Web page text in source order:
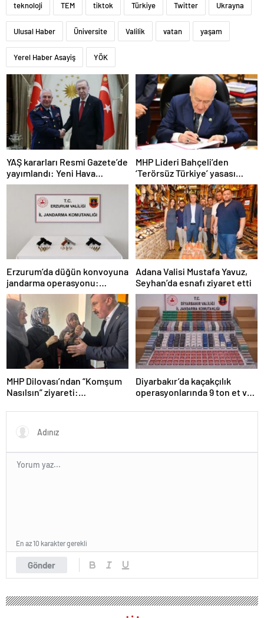
teknoloji TEM tiktok Türkiye Twitter Ukrayna
Ulusal Haber Üniversite Valilik vatan yaşam
Yerel Haber Asayiş YÖK
YAŞ kararları Resmi Gazete’de
yayımlandı: Yeni Hava
Kuvvetleri Komutanı
Orgeneral Rafet Dalkıran
MHP Lideri Bahçeli’den
‘Terörsüz Türkiye’ yasası
açıklaması: “Herkes kazandı”
Erzurum’da düğün konvoyuna
jandarma operasyonu:
Silahlar ele geçirildi, ağır
cezalar kesildi
Adana Valisi Mustafa Yavuz,
Seyhan’da esnafı ziyaret etti
MHP Dilovası’ndan “Komşum
Nasılsın” ziyareti:
insan var”
Diyarbakır’da kaçakçılık
operasyonlarında 9 ton et ve
geçirildi
Gönder
En az 10 karakter gerekli